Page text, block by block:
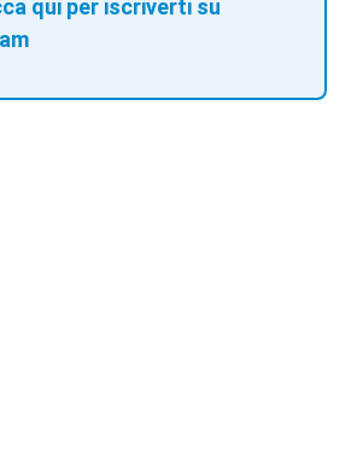
qui per iscriverti su